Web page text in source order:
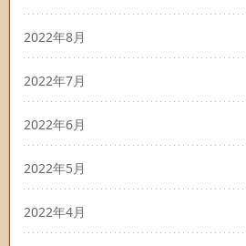
2022年8月
2022年7月
2022年6月
2022年5月
2022年4月